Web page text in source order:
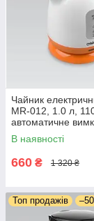
Чайник
MR-012, 1.0 л,
автоматичне
прихований
В наявності
660 ₴ 1 320 ₴
Топ продажів